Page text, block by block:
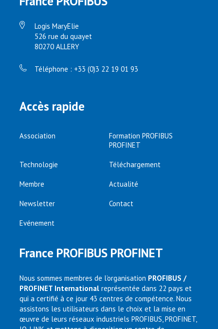
Logis MaryElie
526 rue du quayet
80270 ALLERY
Téléphone : +33 (0)3 22 19 01 93
Accès rapide
Association
Formation PROFIBUS
PROFINET
Technologie Téléchargement
Membre Actualité
Newsletter Contact
Evénement
France PROFIBUS PROFINET
Nous sommes membres de l’organisation PROFIBUS /
PROFINET International représentée dans 22 pays et
qui a certifié à ce jour 43 centres de compétence. Nous
assistons les utilisateurs dans le choix et la mise en
œuvre de leurs réseaux industriels PROFIBUS, PROFINET,